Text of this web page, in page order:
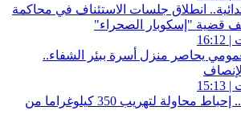
انطلاق جلسات الاستئناف في محاكمة
قضية "إسكوبار الصحراء"
يحاصر منزل أسرة ببئر الشفاء..
طنجة المتوسط.. إحباط محاولة لتهريب 350 كيلوغراما من